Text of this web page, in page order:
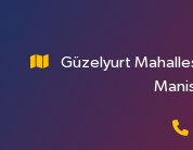
Güzelyurt